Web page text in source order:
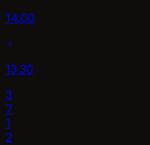
14.00
13.30
3
7
1
2